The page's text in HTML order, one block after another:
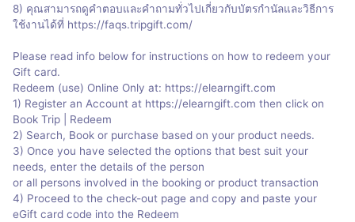
8) คุณสามารถดูคำตอบและคำถามทั่วไปเกี่ยวกับบัตรกำนัลและวิธีการ
ใช้งานได้ที่ https://faqs.tripgift.com/
Please read info below for instructions on how to redeem your
Gift card.
Redeem (use) Online Only at: https://elearngift.com
1) Register an Account at https://elearngift.com then click on
Book Trip | Redeem
2) Search, Book or purchase based on your product needs.
3) Once you have selected the options that best suit your
needs, enter the details of the person
or all persons involved in the booking or product transaction
4) Proceed to the check-out page and copy and paste your
eGift card code into the Redeem